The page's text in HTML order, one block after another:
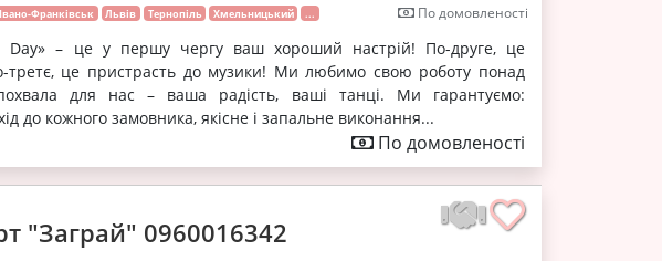
Івано-Франківськ Львів Тернопіль Хмельницький ... По домовленості
Day» – це у першу чергу ваш хороший настрій! По-друге, це
третє, це пристрасть до музики! Ми любимо свою роботу понад
для нас – ваша радість, ваші танці. Ми гарантуємо:
до кожного замовника, якісне і запальне виконання...
По домовленості
"Заграй" 0960016342